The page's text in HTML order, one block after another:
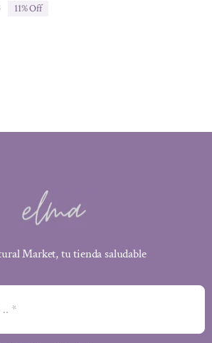
11% Off
Market, tu tienda saludable